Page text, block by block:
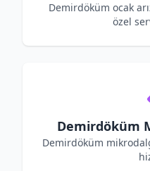
Demirdöküm ocak
özel
Demirdöküm
Demirdöküm